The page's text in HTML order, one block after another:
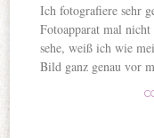
Ich fotografiere sehr
Fotoapparat mal
sehe, weiß ich wie
Bild ganz genau vor